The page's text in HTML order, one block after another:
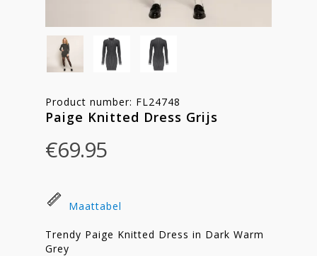
Product number: FL24748
Paige Knitted Dress Grijs
€69.95
Maattabel
Trendy Paige Knitted Dress in Dark Warm
Grey